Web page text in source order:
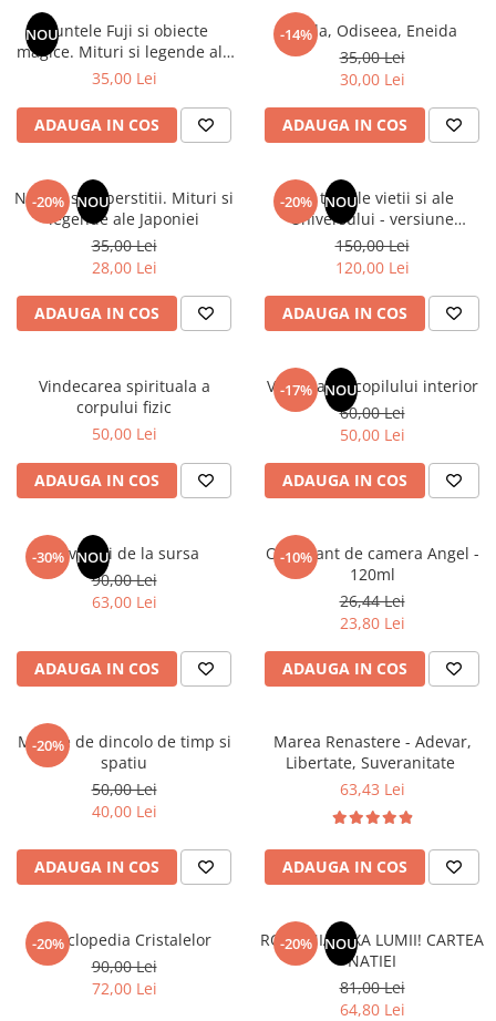
Audiobook
ReConnect
Crestinism
ScienceConnection
SelfConnect
SelfHealing
Vindecare Spirituala
Senzatii/Thriller
SF & Fantasy
Teatru
Teens Book Club
Instrumente si Truse Geometrie
Seturi scolare
Calculator
Consumabile & Accesorii
COLOREAZA CU PRIETENII
De colorat
Pot desena minunat
Carti educative
Copii 0-7 ani
Clubul Premiantilor
Super pitici 2-5 ani
Dezvoltare personala
Enciclopedii
Kids Book Club
Literatura Scolara
Lecturi Scolare
Lumea Copilariei
Ma pregatesc pentru scoala
Manuale - Carte Scolara
Clasa a II-a
Clasa a IV-a
Clasa a V-a
Clasa a VI-a
Clasa a VIII-a
Clasa I
Limbi Straine
Povesti
Puzzle-uri
Puzzle
Puzzle 3D Lemn
NOUMuntele Fuji si obiecte
magice. Mituri si legende ale
Japoniei
35,00 Lei
ADAUGA IN COS
-14%
Iliada, Odiseea, Eneida
35,00 Lei
30,00 Lei
ADAUGA IN COS
-20% NOU
Natura si superstitii. Mituri si
legende ale Japoniei
35,00 Lei
28,00 Lei
ADAUGA IN COS
-20% NOU
Din tainele vietii si ale
Universului - versiune
originala din 1939. Volumele I-
III. Cutie de colectie -Scarlat
Demetrescu
150,00 Lei
120,00 Lei
ADAUGA IN COS
Vindecarea spirituala a
corpului fizic
50,00 Lei
ADAUGA IN COS
-17% NOU
Vindecarea copilului interior
60,00 Lei
50,00 Lei
ADAUGA IN COS
-30% NOU
Revelatii de la sursa
90,00 Lei
63,00 Lei
ADAUGA IN COS
-10%
Odorizant de camera Angel -
120ml
26,44 Lei
23,80 Lei
ADAUGA IN COS
-20%
Mesaje de dincolo de timp si
spatiu
50,00 Lei
40,00 Lei
ADAUGA IN COS
Marea Renastere - Adevar,
Libertate, Suveranitate
63,43 Lei
ADAUGA IN COS
-20%
Enciclopedia Cristalelor
90,00 Lei
72,00 Lei
-20% NOU
ROMANIA, AXA LUMII! CARTEA
NATIEI
81,00 Lei
64,80 Lei